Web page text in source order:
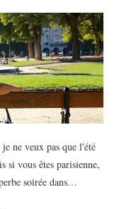
ne veux pas que l'été
si vous êtes parisienne,
soirée dans…